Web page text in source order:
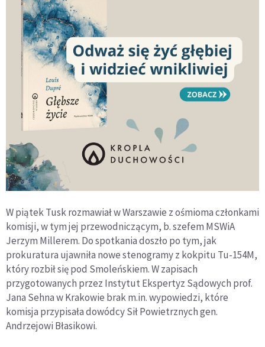
W piątek Tusk rozmawiał w Warszawie z ośmioma członkami
komisji, w tym jej przewodniczącym, b. szefem MSWiA
Jerzym Millerem. Do spotkania doszło po tym, jak
prokuratura ujawniła nowe stenogramy z kokpitu Tu-154M,
który rozbił się pod Smoleńskiem. W zapisach
przygotowanych przez Instytut Ekspertyz Sądowych prof.
Jana Sehna w Krakowie brak m.in. wypowiedzi, które
komisja przypisała dowódcy Sił Powietrznych gen.
Andrzejowi Błasikowi.